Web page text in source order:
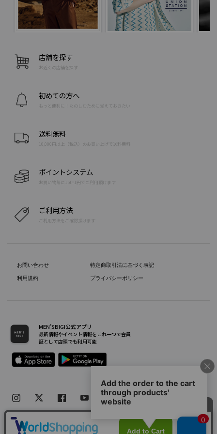
店舗を探す
お近くの店舗を探す
初めての方へ
もっと便利に！たのしむために覚えておきたい
送料無料
10,000円以上（税込）のお買い上げで送料無料
ポイントシステム
お買い物毎に1pt=1円でご利用頂けます
ご利用方法
ご利用方法をご確認頂けます
お問い合わせ
利用規約
特定商取引法に基づく表記
プライバシーポリシー
MEN’SBIGI公式アプリ
最新情報やイベント情報をこれ一つで会員
証として店頭でも利用可能
Copyright(C) Bigi Co.,Ltd.All Rights Reserved.